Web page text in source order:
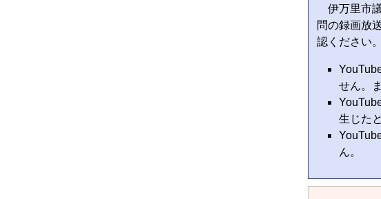
伊万里市
問の録画放
認ください。
せん。
生じた
ん。